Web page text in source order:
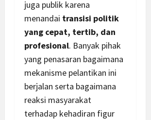
juga publik karena
menandai transisi politik
yang cepat, tertib, dan
profesional. Banyak pihak
yang penasaran bagaimana
mekanisme pelantikan ini
berjalan serta bagaimana
reaksi masyarakat
terhadap kehadiran figur